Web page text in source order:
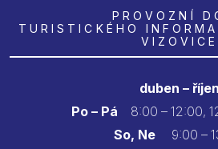
PROVOZNÍ
TURISTICKÉHO
VIZOVICE
duben – říjen
Po – Pá
8:00 – 12:00,
So, Ne9:00 –